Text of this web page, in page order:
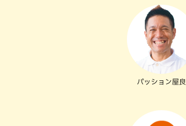
パッション屋良